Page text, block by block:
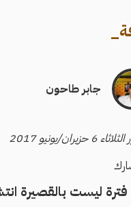
_
جابر طاحون
حزيران/يونيو 2017
ليست بالقصيرة